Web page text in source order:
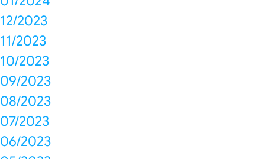
12/2023
11/2023
10/2023
09/2023
08/2023
07/2023
06/2023